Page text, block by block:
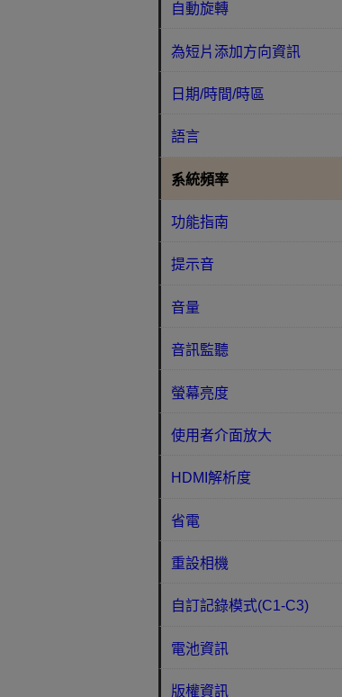
自動旋轉
為短片添加方向資訊
日期/時間/時區
語言
系統頻率
功能指南
提示音
音量
音訊監聽
螢幕亮度
使用者介面放大
HDMI解析度
省電
重設相機
自訂記錄模式(C1-C3)
電池資訊
版權資訊